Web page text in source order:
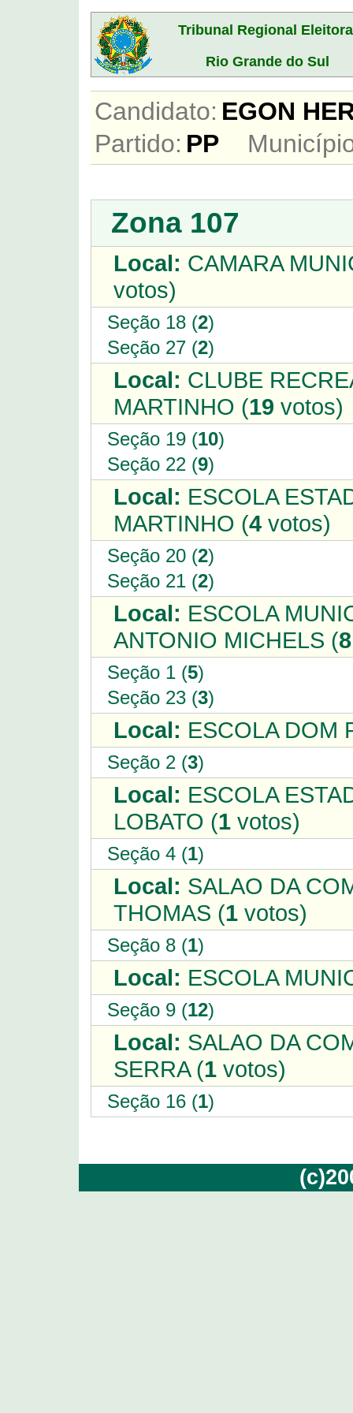
Tribunal Regional
Rio Grande do Sul
Candidato: EGON
Partido: PP
Zona 107
Local: CAMARA
votos)
Seção 18 (2)
Seção 27 (2)
Local: CLUBE
MARTINHO (19 votos)
Seção 19 (10)
Seção 22 (9)
Local: ESCOLA
MARTINHO (4 votos)
Seção 20 (2)
Seção 21 (2)
Local: ESCOLA
ANTONIO MICHELS (8
Seção 1 (5)
Seção 23 (3)
Local: ESCOLA DOM
Seção 2 (3)
Local: ESCOLA
LOBATO (1 votos)
Seção 4 (1)
Local: SALAO DA
THOMAS (1 votos)
Seção 8 (1)
Local: ESCOLA
Seção 9 (12)
Local: SALAO DA
SERRA (1 votos)
Seção 16 (1)